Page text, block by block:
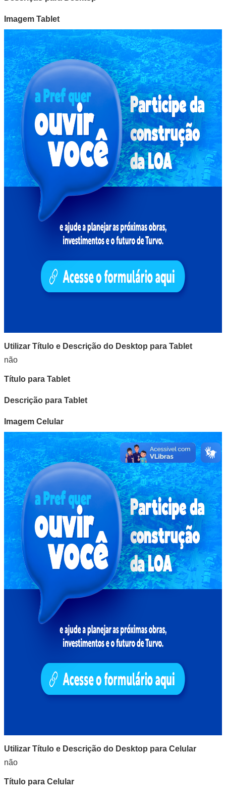
Imagem Tablet
Utilizar Título e Descrição do Desktop para Tablet
não
Título para Tablet
Descrição para Tablet
Imagem Celular
Utilizar Título e Descrição do Desktop para Celular
não
Título para Celular